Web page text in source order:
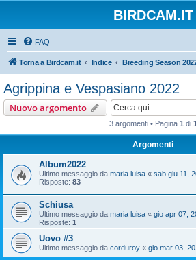
BIRDCAM.IT
FAQ
Torna a Birdcam.it Indice Breeding Season
Agrippina e Vespasiano 2022
Nuovo argomento
3 argomenti • Pagina 1 di 1
Argomenti
Album2022
Ultimo messaggio da maria luisa « sab giu 11,
Risposte: 83
Schiusa
Ultimo messaggio da maria luisa « gio apr 07,
Risposte: 1
Uovo #3
Ultimo messaggio da corduroy « gio mar 03,